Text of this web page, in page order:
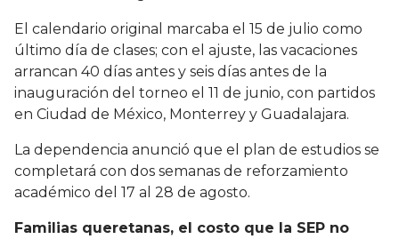
El calendario original marcaba el 15 de julio como
último día de clases; con el ajuste, las vacaciones
arrancan 40 días antes y seis días antes de la
inauguración del torneo el 11 de junio, con partidos
en Ciudad de México, Monterrey y Guadalajara.
La dependencia anunció que el plan de estudios se
completará con dos semanas de reforzamiento
académico del 17 al 28 de agosto.
Familias queretanas, el costo que la SEP no